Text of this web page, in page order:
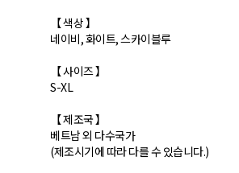
【 색상 】
네이비, 화이트, 스카이블루
【 사이즈 】
S-XL
【 제조국 】
베트남 외 다수국가
(제조시기에 따라 다를 수 있습니다.)